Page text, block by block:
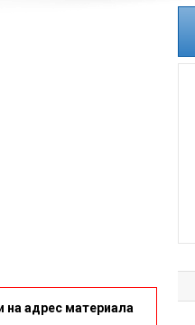
на адрес материала